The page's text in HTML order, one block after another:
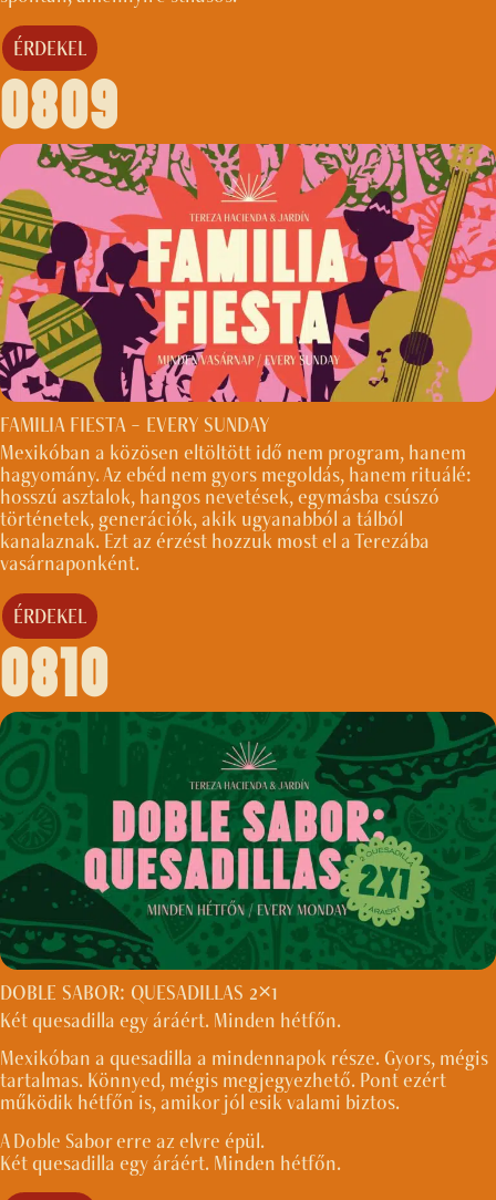
ÉRDEKEL
0809
FAMILIA FIESTA – EVERY SUNDAY
Mexikóban a közösen eltöltött idő nem program, hanem
hagyomány. Az ebéd nem gyors megoldás, hanem rituálé:
hosszú asztalok, hangos nevetések, egymásba csúszó
történetek, generációk, akik ugyanabból a tálból
kanalaznak. Ezt az érzést hozzuk most el a Terezába
vasárnaponként.
ÉRDEKEL
0810
DOBLE SABOR: QUESADILLAS 2×1
Két quesadilla egy áráért. Minden hétfőn.
Mexikóban a quesadilla a mindennapok része. Gyors, mégis
tartalmas. Könnyed, mégis megjegyezhető. Pont ezért
működik hétfőn is, amikor jól esik valami biztos.
A Doble Sabor erre az elvre épül.
Két quesadilla egy áráért. Minden hétfőn.